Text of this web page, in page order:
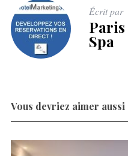
Écrit par
Spa
Vous devriez aimer aussi